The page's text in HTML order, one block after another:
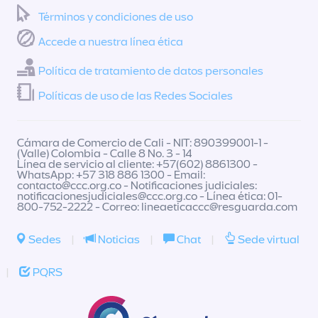
Términos y condiciones de uso
Accede a nuestra línea ética
Política de tratamiento de datos personales
Políticas de uso de las Redes Sociales
Cámara de Comercio de Cali - NIT: 890399001-1 -
(Valle) Colombia - Calle 8 No. 3 - 14
Línea de servicio al cliente: +57(602) 8861300 -
WhatsApp: +57 318 886 1300 - Email:
contacto@ccc.org.co- Notificaciones judiciales:
notificacionesjudiciales@ccc.org.co- Línea ética: 01-
800-752-2222 - Correo: lineaeticaccc@resguarda.com
Sedes | Noticias | Chat | Sede virtual
| PQRS